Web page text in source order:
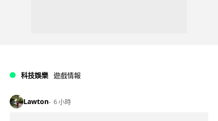
科技娛樂 遊戲情報
Lawton 6 小時